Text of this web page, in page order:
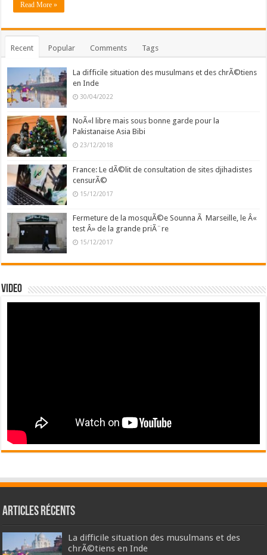
Read More »
Recent Popular Comments Tags
La difficile situation des musulmans et des chrÃ©tiens
en Inde
30/04/2022
NoÃ«l libre mais sous bonne garde pour la
Pakistanaise Asia Bibi
23/12/2018
France: Le dÃ©lit de consultation de sites djihadistes
censurÃ©
15/12/2017
Fermeture de la mosquÃ©e Sounna Ã Marseille, le Â«
test Â» de la grande priÃ¨re
15/12/2017
Video
Articles récents
La difficile situation des musulmans et des
chrÃ©tiens en Inde